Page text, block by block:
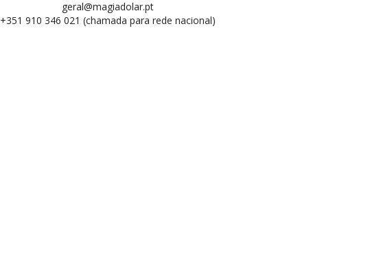
geral@magiadolar.pt
+351 910 346 021 (chamada para rede nacional)